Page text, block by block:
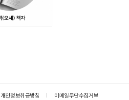
개인정보취급방침 이메일무단수집거부